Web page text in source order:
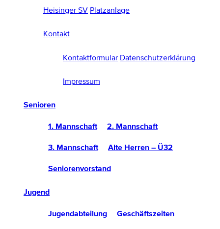
Heisinger SV Platzanlage
Kontakt
Kontaktformular Datenschutzerklärung
Impressum
Senioren
1. Mannschaft 2. Mannschaft
3. Mannschaft Alte Herren – Ü32
Seniorenvorstand
Jugend
Jugendabteilung Geschäftszeiten